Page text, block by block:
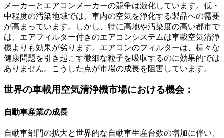
メーカーとエアコンメーカーの競争は激化しています。低・
中程度の汚染地域では、車内の空気を浄化する製品への需要
が高まっています。しかし、特に高地や汚染度の高い都市で
は、エアフィルター付きのエアコンシステムは車載空気清浄
機よりも効果が劣ります。エアコンのフィルターは、様々な
健康問題を引き起こす微細な粒子を吸収するのに効果的では
ありません。こうした点が市場の成長を阻害しています。
世界の車載用空気清浄機市場における機会：
自動車産業の成長
自動車部門の拡大と世界的な自動車生産台数の増加に伴い、